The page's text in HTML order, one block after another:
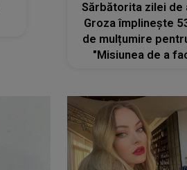
Sărbătorita zilei de
Groza împlinește
de mulțumire
"Misiunea de a